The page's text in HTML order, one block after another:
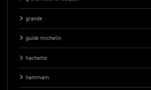
grande
guide michelin
hachette
hammam